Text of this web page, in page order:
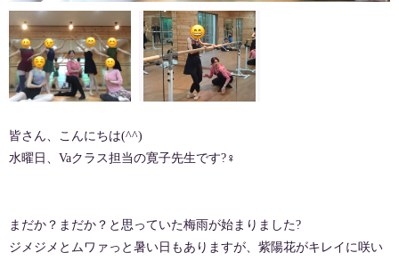
皆さん、こんにちは(^^)
水曜日、Vaクラス担当の寛子先生です?‍♀️
まだか？まだか？と思っていた梅雨が始まりました?
ジメジメとムワァっと暑い日もありますが、紫陽花がキレイに咲い